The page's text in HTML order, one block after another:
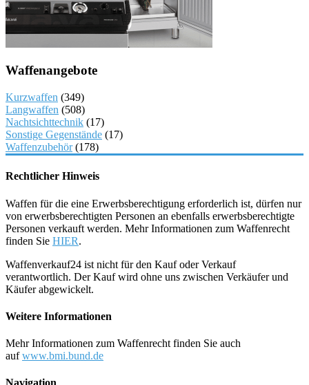
Waffenangebote
Kurzwaffen (349)
Langwaffen (508)
Nachtsichttechnik (17)
Sonstige Gegenstände (17)
Waffenzubehör(178)
Rechtlicher Hinweis
Waffen für die eine Erwerbsberechtigung erforderlich ist, dürfen nur
von erwerbsberechtigten Personen an ebenfalls erwerbsberechtigte
Personen verkauft werden. Mehr Informationen zum Waffenrecht
finden Sie HIER.
Waffenverkauf24 ist nicht für den Kauf oder Verkauf
verantwortlich. Der Kauf wird ohne uns zwischen Verkäufer und
Käufer abgewickelt.
Weitere Informationen
Mehr Informationen zum Waffenrecht finden Sie auch
aufwww.bmi.bund.de